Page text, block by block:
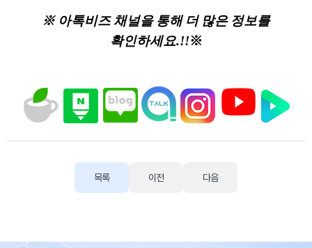
※ 아톡비즈 채널을 통해 더 많은 정보를
확인하세요.!!※
목록 이전 다음